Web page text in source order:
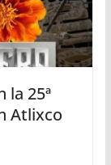
la 25ª
Atlixco